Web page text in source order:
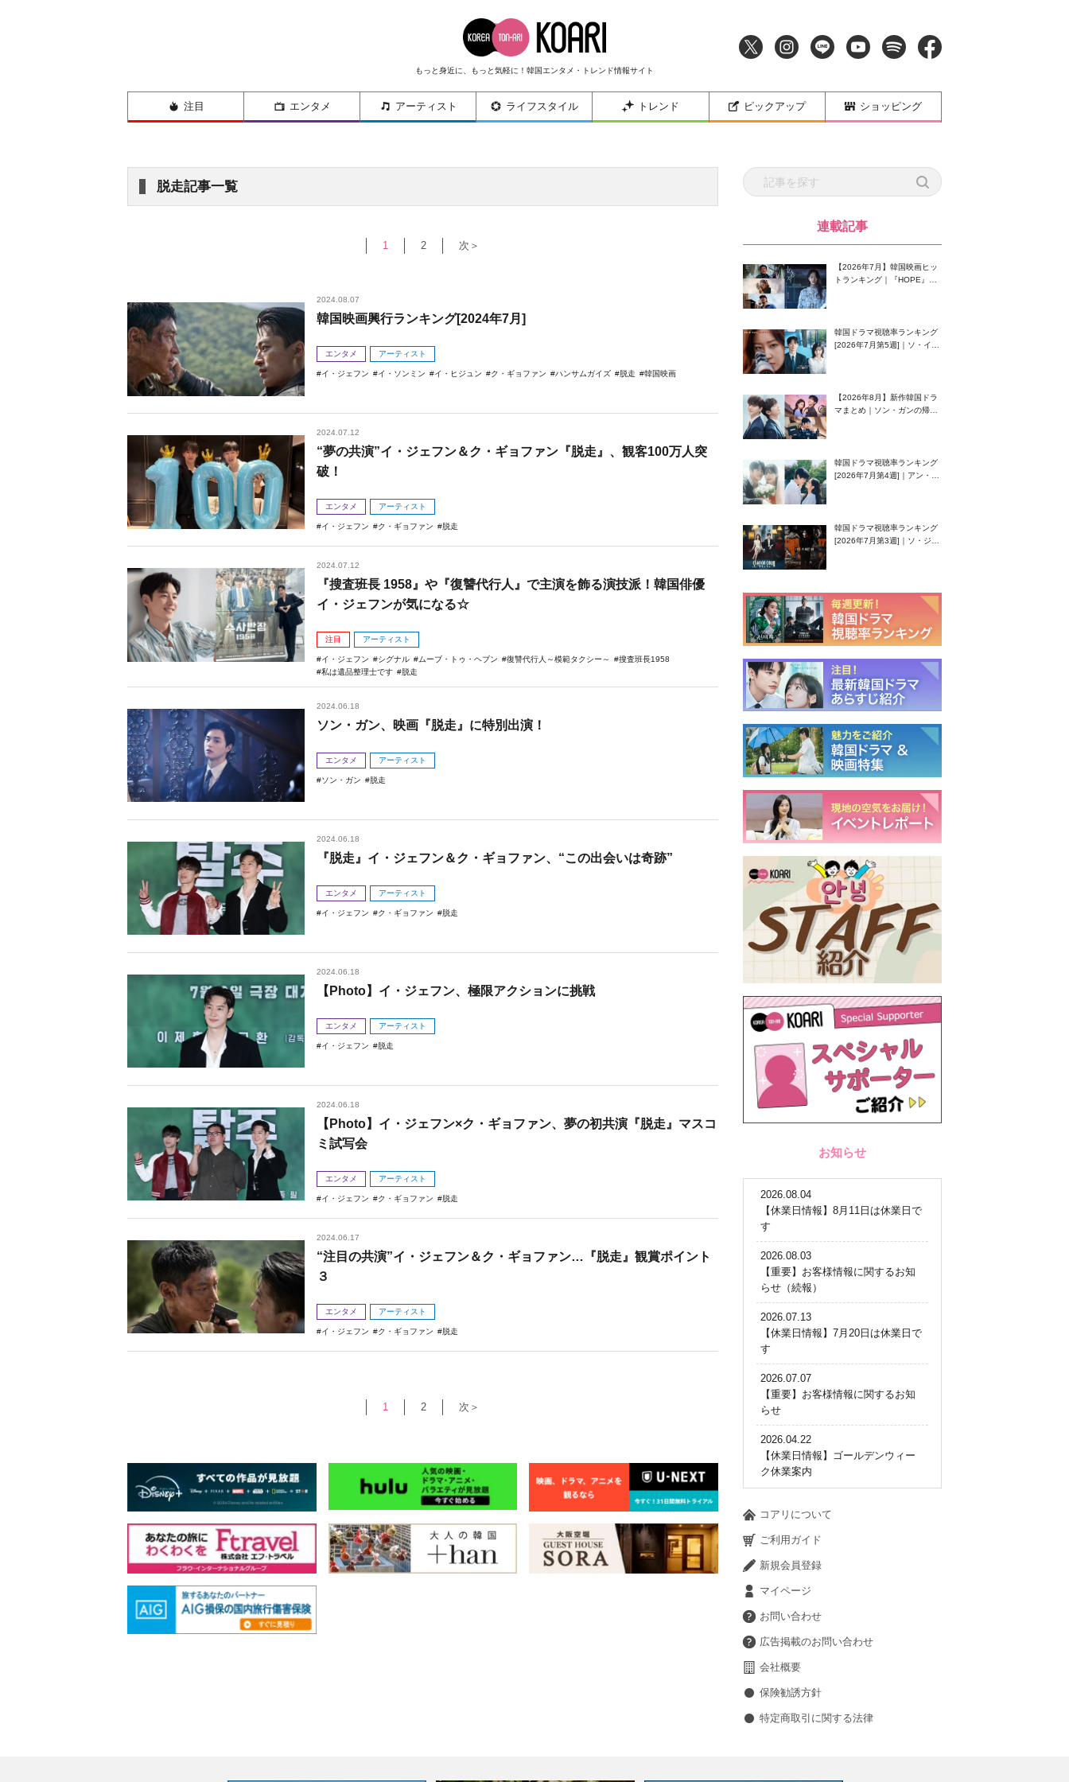
もっと身近に、もっと気軽に！韓国エンタメ・トレンド情報サイト
注目 エンタメ アーティスト ライフスタイル トレンド ピックアップ ショッピング
脱走記事一覧
1 2 次＞
2024.08.07
韓国映画興行ランキング[2024年7月]
エンタメ アーティスト
イ・ジェフン イ・ソンミン イ・ヒジュン ク・ギョファン ハンサムガイズ 脱走 韓国映画
2024.07.12
“夢の共演”イ・ジェフン＆ク・ギョファン『脱走』、観客100万人突
破！
エンタメ アーティスト
イ・ジェフン ク・ギョファン 脱走
2024.07.12
『搜査班長 1958』や『復讐代行人』で主演を飾る演技派！韓国俳優
イ・ジェフンが気になる☆
注目 アーティスト
イ・ジェフン シグナル ムーブ・トゥ・ヘブン 復讐代行人～模範タクシー～
搜査班長1958
私は遺品整理士です
脱走
2024.06.18
ソン・ガン、映画『脱走』に特別出演！
エンタメ アーティスト
ソン・ガン 脱走
2024.06.18
『脱走』イ・ジェフン＆ク・ギョファン、“この出会いは奇跡”
エンタメ アーティスト
イ・ジェフン ク・ギョファン 脱走
2024.06.18
【Photo】イ・ジェフン、極限アクションに挑戦
エンタメ アーティスト
イ・ジェフン 脱走
2024.06.18
【Photo】イ・ジェフン×ク・ギョファン、夢の初共演『脱走』マスコ
ミ試写会
エンタメ アーティスト
イ・ジェフン ク・ギョファン 脱走
2024.06.17
“注目の共演”イ・ジェフン＆ク・ギョファン…『脱走』観賞ポイント
３
エンタメ アーティスト
イ・ジェフン ク・ギョファン 脱走
1 2 次＞
連載記事
【2026年7月】韓国映画ヒッ
トランキング｜『HOPE』が
韓国ドラマ視聴率ランキング
[2026年7月第5週]｜ソ・イン
【2026年8月】新作韓国ドラ
マまとめ｜ソン・ガンの帰
韓国ドラマ視聴率ランキング
[2026年7月第4週]｜アン・ヒ
韓国ドラマ視聴率ランキング
[2026年7月第3週]｜ソ・ジソ
お知らせ
2026.08.04
【休業日情報】8月11日は休業日で
す
2026.08.03
【重要】お客様情報に関するお知
らせ（続報）
2026.07.13
【休業日情報】7月20日は休業日で
す
2026.07.07
【重要】お客様情報に関するお知
らせ
2026.04.22
【休業日情報】ゴールデンウィー
ク休業案内
コアリについて
ご利用ガイド
新規会員登録
マイページ
お問い合わせ
広告掲載のお問い合わせ
会社概要
保険勧誘方針
特定商取引に関する法律